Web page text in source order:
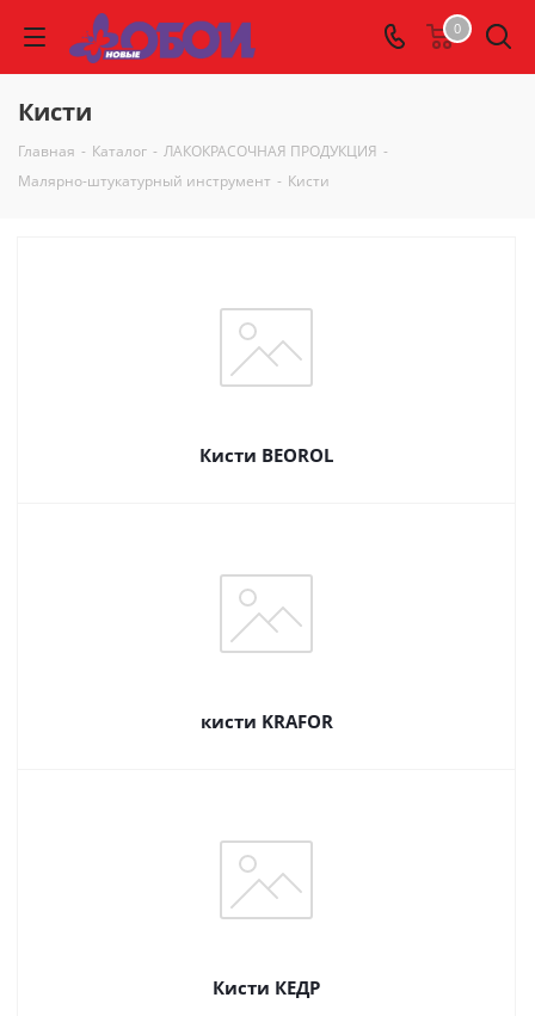
0
Кисти
Главная - Каталог - ЛАКОКРАСОЧНАЯ ПРОДУКЦИЯ -
Малярно-штукатурный инструмент - Кисти
Кисти BEOROL
кисти KRAFOR
Кисти КЕДР